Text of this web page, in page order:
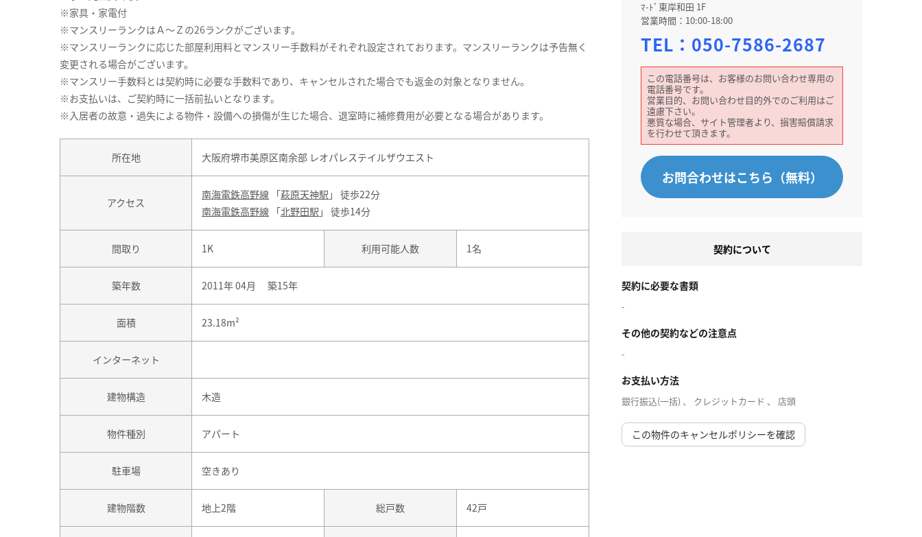
ﾏ-ﾄﾞ東岸和田 1F
営業時間：10:00-18:00
TEL： 050-7586-2687
この電話番号は、お客様のお問い合わせ専用の
電話番号です。
営業目的、お問い合わせ目的外でのご利用はご
遠慮下さい。
悪質な場合、サイト管理者より、損害賠償請求
を行わせて頂きます。
お問合わせはこちら（無料）
契約について
契約に必要な書類
-
その他の契約などの注意点
-
お支払い方法
銀行振込(一括) 、 クレジットカード 、 店頭
この物件のキャンセルポリシーを確認
※家具・家電付
※マンスリーランクはＡ～Ｚの26ランクがございます。
※マンスリーランクに応じた部屋利用料とマンスリー手数料がそれぞれ設定されております。マンスリーランクは予告無く
変更される場合がございます。
※マンスリー手数料とは契約時に必要な手数料であり、キャンセルされた場合でも返金の対象となりません。
※お支払いは、ご契約時に一括前払いとなります。
※入居者の故意・過失による物件・設備への損傷が生じた場合、退室時に補修費用が必要となる場合があります。
所在地 大阪府堺市美原区南余部 レオパレステイルザウエスト
アクセス
南海電鉄高野線 「萩原天神駅 」 徒歩22分
南海電鉄高野線 「北野田駅 」 徒歩14分
間取り 1K 利用可能人数 1名
築年数 2011年 04月 築15年
面積 23.18m²
インターネット
建物構造 木造
物件種別 アパート
駐車場 空きあり
建物階数 地上2階 総戸数 42戸